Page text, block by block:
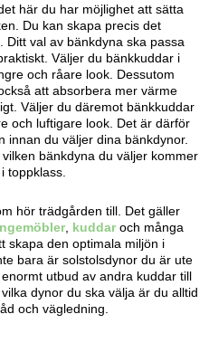
här du har möjlighet att sätta
Du kan skapa precis det
val av bänkdyna ska passa
Väljer du bänkkuddar i
och råare look. Dessutom
att absorbera mer värme
Väljer du däremot bänkkuddar
och luftigare look. Det är därför
innan du väljer dina bänkdynor.
bänkdyna du väljer kommer
toppklass.
hör trädgården till. Det gäller
, kuddaroch många
skapa den optimala miljön i
bara är solstolsdynor du är ute
utbud av andra kuddar till
dynor du ska välja är du alltid
och vägledning.